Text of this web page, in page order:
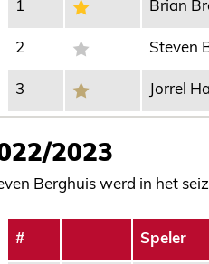
1 Brian
2 Steven
3 Jorrel
2023
Berghuis werd in het
# Speler